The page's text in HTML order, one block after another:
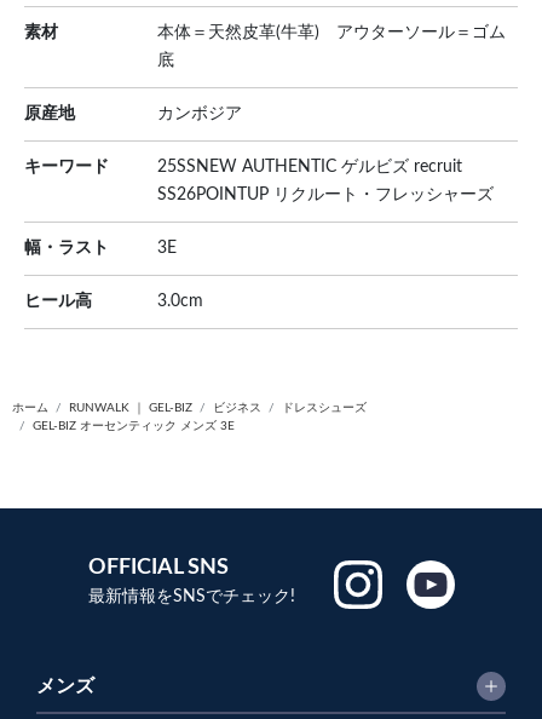
素材
本体＝天然皮革(牛革) アウターソール＝ゴム
底
原産地 カンボジア
キーワード
25SSNEW AUTHENTIC ゲルビズ recruit
SS26POINTUP リクルート・フレッシャーズ
幅・ラスト 3E
ヒール高 3.0cm
ホーム RUNWALK ｜ GEL-BIZ ビジネス
ドレスシューズ
GEL-BIZ オーセンティック メンズ 3E
OFFICIAL SNS
最新情報をSNSでチェック!
メンズ